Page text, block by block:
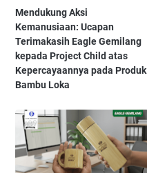
Mendukung Aksi
Kemanusiaan: Ucapan
Terimakasih Eagle Gemilang
kepada Project Child atas
Kepercayaannya pada Produk
Bambu Loka